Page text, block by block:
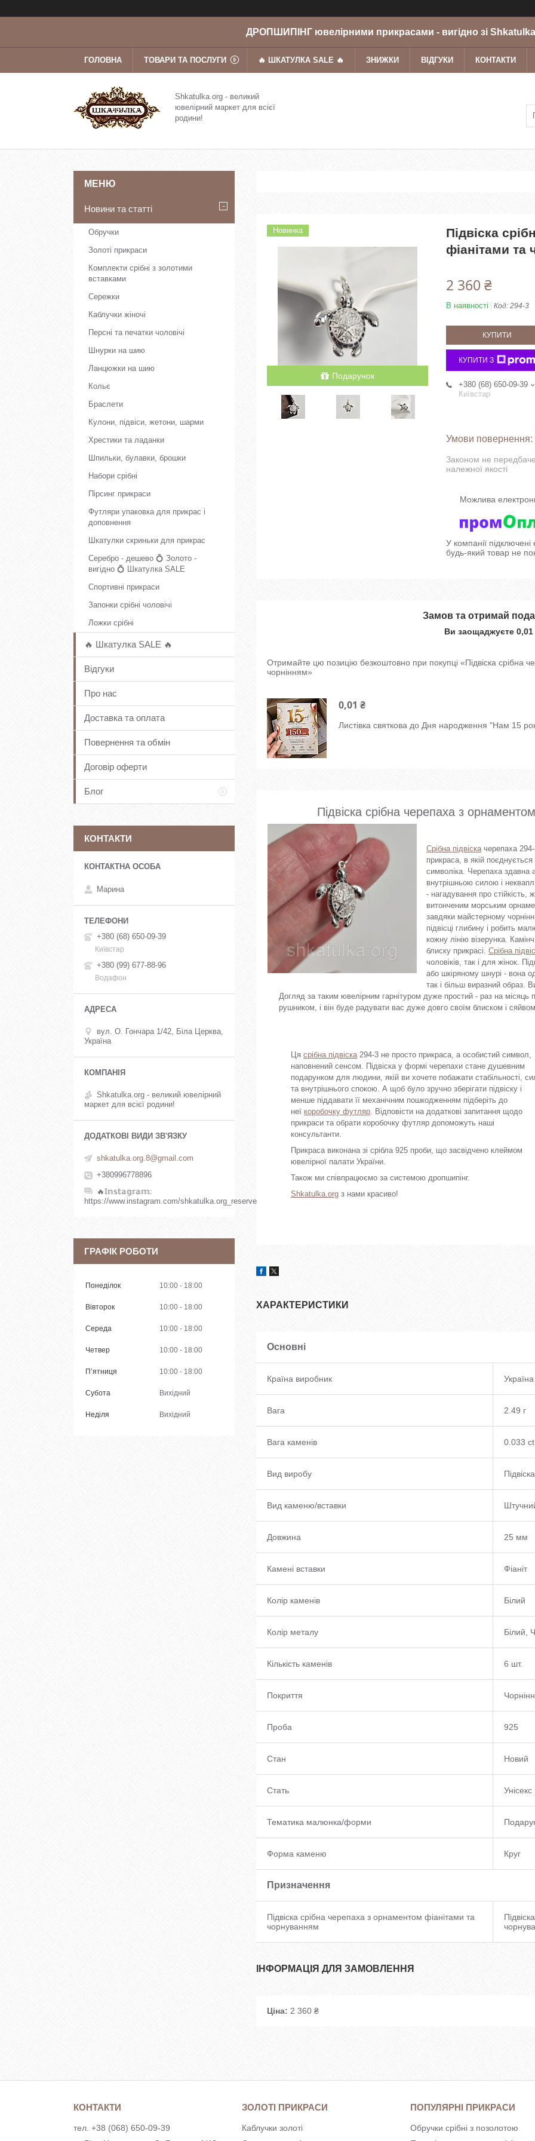
ДРОПШИПІНГ ювелірними прикрасами - вигідно зі
ГОЛОВНА ТОВАРИ ТА ПОСЛУГИ 🔥 ШКАТУЛКА SALE 🔥 ЗНИЖКИ ВІДГУКИ КОНТАКТИ
Shkatulka.org - великий
ювелірний маркет для всієї
родини!
Подарунок
Новинка
Підвіска
фіанітами та
2 360 ₴
В наявності Код: 294-3
КУПИТИ
КУПИТИ З
+380 (68) 650-09-39
Київстар
Законом не
належної якості
У компанії
будь-який товар не
Замов та отримай
Ви заощаджуєте 0,01
Отримайте цю позицію безкоштовно при покупці «Підвіска срібна
чорнінням»
0,01 ₴
Листівка святкова до Дня народження "Нам 15
Підвіска срібна черепаха з
Срібна підвіска черепаха
прикраса, в якій
символіка. Черепаха здавна
внутрішньою силою і
- нагадування про
витонченим морським
завдяки майстерному
підвісці глибину і робить
кожну лінію візерунка.
блиску прикрасі. Срібна
чоловіків, так і для жінок.
або шкіряному шнурі - вона
так і більш виразний образ.
Догляд за таким ювелірним гарнітуром дуже простий - раз на місяць
рушником, і він буде радувати вас дуже довго своїм блиском і
Ця срібна підвіска 294-3 не просто прикраса, а особистий символ,
наповнений сенсом. Підвіска у формі черепахи стане душевним
подарунком для людини, якій ви хочете побажати стабільності,
та внутрішнього спокою. А щоб було зручно зберігати підвіску і
менше піддавати її механічним пошкодженням підберіть до
неї коробочку футляр . Відповісти на додаткові запитання щодо
прикраси та обрати коробочку футляр допоможуть наші
консультанти.
Прикраса виконана зі срібла 925 проби, що засвідчено клеймом
ювелірної палати України.
Також ми співпрацюємо за системою дропшипінг.
Shkatulka.org з нами красиво!
ХАРАКТЕРИСТИКИ
Основні
Країна виробник Україна
Вага 2.49 г
Вага каменів 0.033 ct
Вид виробу Підвіска
Вид каменю/вставки
Довжина 25 мм
Камені вставки Фіаніт
Колір каменів Білий
Колір металу Білий,
Кількість каменів 6 шт.
Покриття
Проба 925
Стан Новий
Стать Унісекс
Тематика малюнка/форми
Форма каменю Круг
Призначення
Підвіска срібна черепаха з орнаментом фіанітами та
чорнуванням
ІНФОРМАЦІЯ ДЛЯ ЗАМОВЛЕННЯ
Ціна: 2 360 ₴
Новини та статті
Обручки
Золоті прикраси
Комплекти срібні з золотими
вставками
Сережки
Каблучки жіночі
Персні та печатки чоловічі
Шнурки на шию
Ланцюжки на шию
Кольє
Браслети
Кулони, підвіси, жетони, шарми
Хрестики та ладанки
Шпильки, булавки, брошки
Набори срібні
Пірсинг прикраси
Футляри упаковка для прикрас і
доповнення
Шкатулки скриньки для прикрас
Серебро - дешево 💍 Золото -
вигідно 💍 Шкатулка SALE
Спортивні прикраси
Запонки срібні чоловічі
Ложки срібні
🔥 Шкатулка SALE 🔥
Відгуки
Про нас
Доставка та оплата
Повернення та обмін
Договір оферти
Блог
КОНТАКТИ
Марина
+380 (68) 650-09-39
Київстар
+380 (99) 677-88-96
Водафон
вул. О. Гончара 1/42, Біла Церква,
Україна
Shkatulka.org - великий ювелірний
маркет для всієї родини!
shkatulka.org.8@gmail.com
+380996778896
🔥𝕀𝕟𝕤𝕥𝕒𝕘𝕣𝕒𝕞
https://www.instagram.com/shkatulka.org_reserve
ГРАФІК РОБОТИ
Понеділок 10:00 18:00
Вівторок 10:00 18:00
Середа 10:00 18:00
Четвер 10:00 18:00
Пʼятниця 10:00 18:00
Субота Вихідний
Неділя Вихідний
КОНТАКТИ
тел. +38 (068) 650-09-39
ЗОЛОТІ ПРИКРАСИ
Каблучки золоті
ПОПУЛЯРНІ ПРИКРАСИ
Обручки срібні з позолотою